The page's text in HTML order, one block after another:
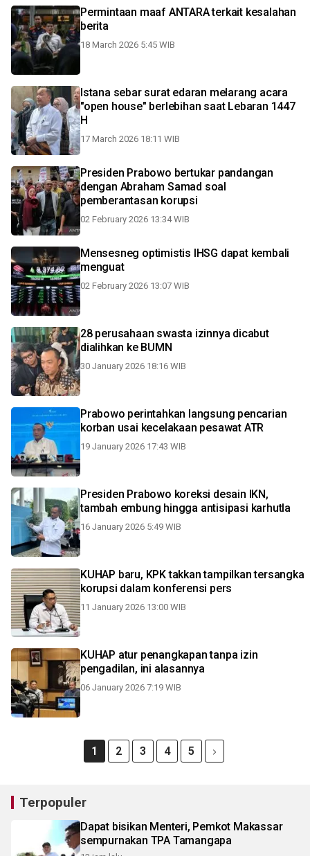
Permintaan maaf ANTARA terkait kesalahan
berita
18 March 2026 5:45 WIB
Istana sebar surat edaran melarang acara
"open house" berlebihan saat Lebaran 1447
H
17 March 2026 18:11 WIB
Presiden Prabowo bertukar pandangan
dengan Abraham Samad soal
pemberantasan korupsi
02 February 2026 13:34 WIB
Mensesneg optimistis IHSG dapat kembali
menguat
02 February 2026 13:07 WIB
28 perusahaan swasta izinnya dicabut
dialihkan ke BUMN
30 January 2026 18:16 WIB
Prabowo perintahkan langsung pencarian
korban usai kecelakaan pesawat ATR
19 January 2026 17:43 WIB
Presiden Prabowo koreksi desain IKN,
tambah embung hingga antisipasi karhutla
16 January 2026 5:49 WIB
KUHAP baru, KPK takkan tampilkan tersangka
korupsi dalam konferensi pers
11 January 2026 13:00 WIB
KUHAP atur penangkapan tanpa izin
pengadilan, ini alasannya
06 January 2026 7:19 WIB
1 2 3 4 5
Terpopuler
Dapat bisikan Menteri, Pemkot Makassar
sempurnakan TPA Tamangapa